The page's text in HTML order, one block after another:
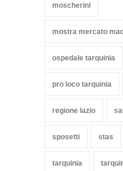
moscherini
mostra mercato
ospedale tarquinia
pro loco tarquinia
regione lazio
sposetti stas
tarquinia